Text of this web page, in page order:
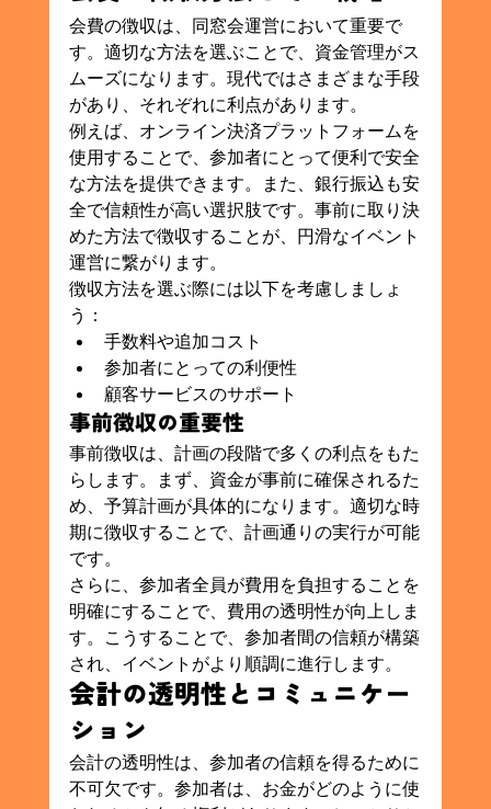
会費の徴収は、同窓会運営において重要で
す。適切な方法を選ぶことで、資金管理がス
ムーズになります。現代ではさまざまな手段
があり、それぞれに利点があります。
例えば、オンライン決済プラットフォームを
使用することで、参加者にとって便利で安全
な方法を提供できます。また、銀行振込も安
全で信頼性が高い選択肢です。事前に取り決
めた方法で徴収することが、円滑なイベント
運営に繋がります。
徴収方法を選ぶ際には以下を考慮しましょ
う：
手数料や追加コスト
参加者にとっての利便性
顧客サービスのサポート
事前徴収の重要性
事前徴収は、計画の段階で多くの利点をもた
らします。まず、資金が事前に確保されるた
め、予算計画が具体的になります。適切な時
期に徴収することで、計画通りの実行が可能
です。
さらに、参加者全員が費用を負担することを
明確にすることで、費用の透明性が向上しま
す。こうすることで、参加者間の信頼が構築
され、イベントがより順調に進行します。
会計の透明性とコミュニケー
ション
会計の透明性は、参加者の信頼を得るために
不可欠です。参加者は、お金がどのように使